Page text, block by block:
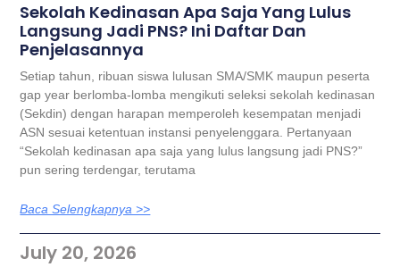
Sekolah Kedinasan Apa Saja Yang Lulus
Langsung Jadi PNS? Ini Daftar Dan
Penjelasannya
Setiap tahun, ribuan siswa lulusan SMA/SMK maupun peserta
gap year berlomba-lomba mengikuti seleksi sekolah kedinasan
(Sekdin) dengan harapan memperoleh kesempatan menjadi
ASN sesuai ketentuan instansi penyelenggara. Pertanyaan
“Sekolah kedinasan apa saja yang lulus langsung jadi PNS?”
pun sering terdengar, terutama
Baca Selengkapnya >>
July 20, 2026